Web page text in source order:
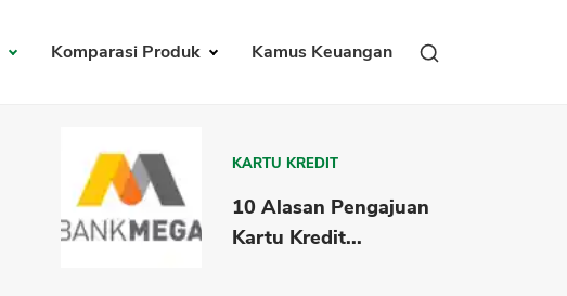
Komparasi Produk Kamus Keuangan
KARTU KREDIT
10 Alasan Pengajuan
Kartu Kredit...